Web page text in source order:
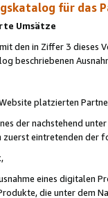
für das
Umsätze
den in Ziffer 3
beschriebenen
platzierten
der nachstehend
eintretenden der
eines digitalen
die unter dem